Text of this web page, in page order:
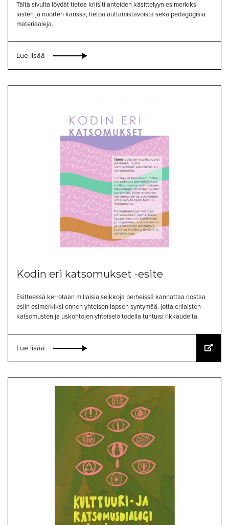
Tältä sivulta löydät tietoa kriisitilanteiden käsittelyyn esimerkiksi
lasten ja nuorten kanssa, tietoa auttamistavoista sekä pedagogisia
materiaaleja.
Lue lisää
Kodin eri katsomukset -esite
Esitteessä kerrotaan millaisia seikkoja perheissä kannattaa nostaa
esiin esimerkiksi ennen yhteisen lapsen syntymää, jotta erilaisten
katsomusten ja uskontojen yhteiselo todella tuntuisi rikkaudelta.
Lue lisää